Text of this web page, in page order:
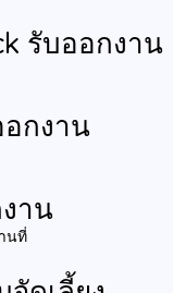
รับออกงาน
กงาน
าน